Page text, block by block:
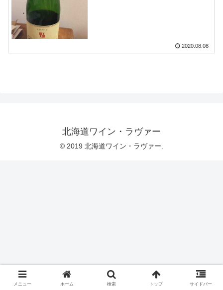
2020.08.08
北海道ワイン・ラヴァー
© 2019 北海道ワイン・ラヴァー.
メニュー ホーム 検索 トップ サイドバー